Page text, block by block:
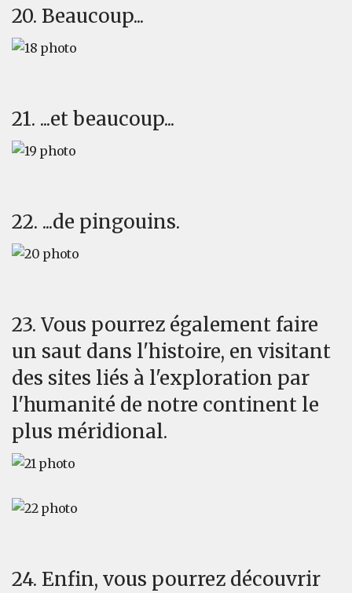
20. Beaucoup...
21. ...et beaucoup...
22. ...de pingouins.
23. Vous pourrez également faire
un saut dans l'histoire, en visitant
des sites liés à l'exploration par
l'humanité de notre continent le
plus méridional.
24. Enfin, vous pourrez découvrir